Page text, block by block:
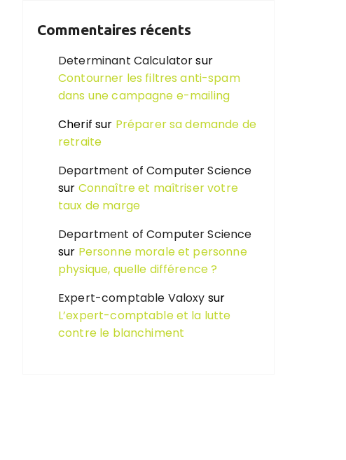
Commentaires récents
Determinant Calculatorsur
Contourner les filtres anti-spam
dans une campagne e-mailing
Cherif sur Préparer sa demande de
retraite
Department of Computer Science
sur Connaître et maîtriser votre
taux de marge
Department of Computer Science
sur Personne morale et personne
physique, quelle différence ?
Expert-comptable Valoxy sur
L’expert-comptable et la lutte
contre le blanchiment